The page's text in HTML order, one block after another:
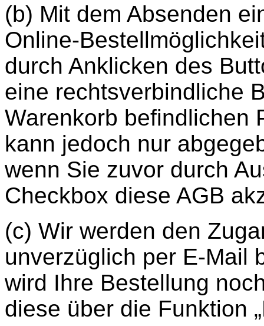
(b) Mit dem Absenden
Online-
durch Anklicken des
eine rechtsverbindliche
Warenkorb befindlichen
kann jedoch nur
wenn Sie zuvor durch
Checkbox diese AGB
(c) Wir werden den
unverzüglich per E-Mail
wird Ihre Bestellung
diese über die Funktion